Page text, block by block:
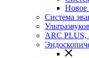
Новое
Система
ARC PLUS,